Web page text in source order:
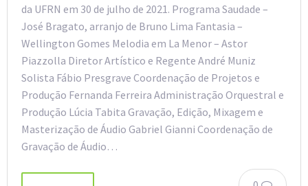
da UFRN em 30 de julho de 2021. Programa Saudade –
José Bragato, arranjo de Bruno Lima Fantasia –
Wellington Gomes Melodia em La Menor – Astor
Piazzolla Diretor Artístico e Regente André Muniz
Solista Fábio Presgrave Coordenação de Projetos e
Produção Fernanda Ferreira Administração Orquestral e
Produção Lúcia Tabita Gravação, Edição, Mixagem e
Masterização de Áudio Gabriel Gianni Coordenação de
Gravação de Áudio…